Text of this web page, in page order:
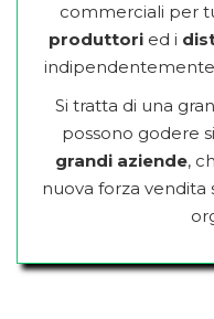
commerciali per
produttoried i
Si tratta di una
possono godere
grandi aziende,
nuova forza vendita